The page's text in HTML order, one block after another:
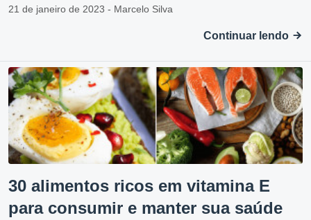
21 de janeiro de 2023 - Marcelo Silva
Continuar lendo
30 alimentos ricos em vitamina E
para consumir e manter sua saúde